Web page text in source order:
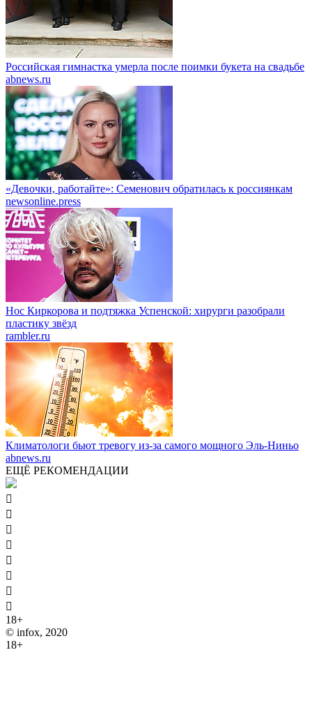
Российская гимнастка умерла после поимки букета на свадьбе
abnews.ru
«Девочки, работайте»: Семенович обратилась к россиянкам
newsonline.press
Нос Киркорова и подтяжка Успенской: хирурги разобрали
пластику звёзд
rambler.ru
Климатологи бьют тревогу из-за самого мощного Эль-Ниньо
abnews.ru
ЕЩЁ РЕКОМЕНДАЦИИ








18+
© infox, 2020
18+